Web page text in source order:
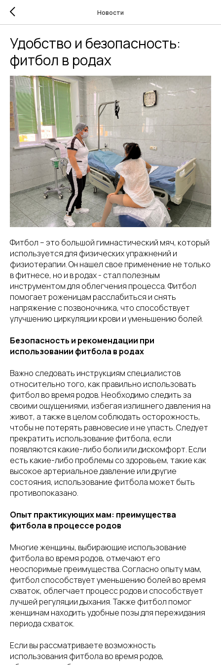
Новости
Удобство и безопасность:
фитбол в родах
Фитбол – это большой гимнастический мяч, который
используется для физических упражнений и
физиотерапии. Он нашел свое применение не только
в фитнесе, но и в родах - стал полезным
инструментом для облегчения процесса. Фитбол
помогает роженицам расслабиться и снять
напряжение с позвоночника, что способствует
улучшению циркуляции крови и уменьшению болей.
Безопасность и рекомендации при
использовании фитбола в родах
Важно следовать инструкциям специалистов
относительно того, как правильно использовать
фитбол во время родов. Необходимо следить за
своими ощущениями, избегая излишнего давления на
живот, а также в целом соблюдать осторожность,
чтобы не потерять равновесие и не упасть. Следует
прекратить использование фитбола, если
появляются какие-либо боли или дискомфорт. Если
есть какие-либо проблемы со здоровьем, такие как
высокое артериальное давление или другие
состояния, использование фитбола может быть
противопоказано.
Опыт практикующих мам: преимущества
фитбола в процессе родов
Многие женщины, выбирающие использование
фитбола во время родов, отмечают его
неоспоримые преимущества. Согласно опыту мам,
фитбол способствует уменьшению болей во время
схваток, облегчает процесс родов и способствует
лучшей регуляции дыхания. Также фитбол помог
женщинам находить удобные позы для пережидания
периода схваток.
Если вы рассматриваете возможность
использования фитбола во время родов,